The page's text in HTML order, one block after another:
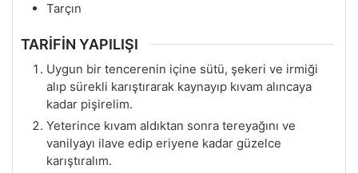
Tarçın
TARİFİN YAPILIŞI
Uygun bir tencerenin içine sütü, şekeri ve irmiği
alıp sürekli karıştırarak kaynayıp kıvam alıncaya
kadar pişirelim.
Yeterince kıvam aldıktan sonra tereyağını ve
vanilyayı ilave edip eriyene kadar güzelce
karıştıralım.